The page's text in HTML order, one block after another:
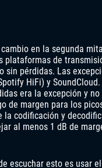
en la segunda
plataformas de
sin pérdidas. Las
HiFi) y
era la excepción y no
de margen para los
la codificación y
al menos 1 dB de
escuchar esto es usar